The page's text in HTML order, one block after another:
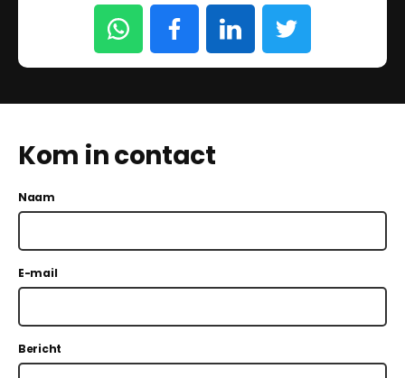
Kom in contact
Naam
E-mail
Bericht